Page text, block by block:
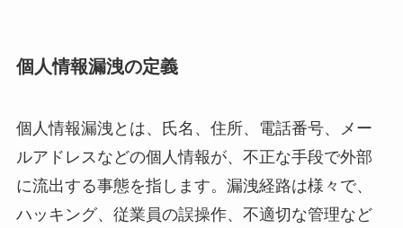
個人情報漏洩の定義
個人情報漏洩とは、氏名、住所、電話番号、メー
ルアドレスなどの個人情報が、不正な手段で外部
に流出する事態を指します。漏洩経路は様々で、
ハッキング、従業員の誤操作、不適切な管理など